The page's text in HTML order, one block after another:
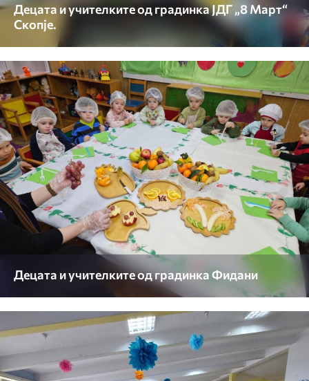
Децата и учителките од градинка ЈДГ „8 Март“
Скопје.
Децата и учителките од градинка Фидани